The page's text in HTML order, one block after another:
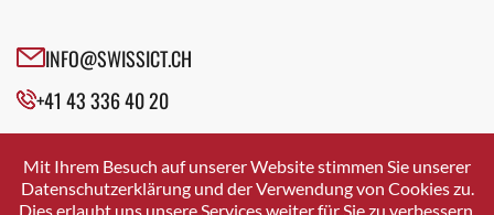
Crissier
Davos Platz
Dierikon
Dietikon
INFO@SWISSICT.CH
+41 43 336 40 20
SWISSICT
VULKANSTRASSE 120
8048 ZURICH
Mit Ihrem Besuch auf unserer Website stimmen Sie unserer
Datenschutzerklärung und der Verwendung von Cookies zu.
Dies erlaubt uns unsere Services weiter für Sie zu verbessern.